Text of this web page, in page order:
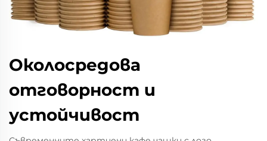
Околосредова
отговорност и
устойчивост